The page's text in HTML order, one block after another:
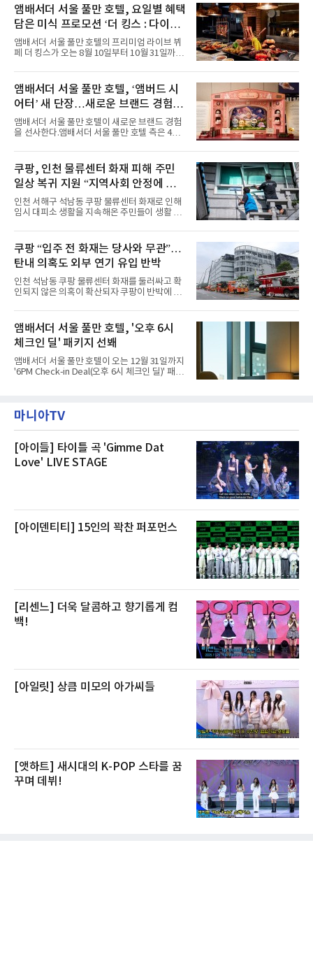
력을 앞세워 매 무대 색다른 볼거리를 선사했다.
특히 화사한 파스텔 톤의 비치웨어부터 청량한
마린룩, 햇살 아래 반짝이는 물결을 연상시키는
스커트, 강렬한 붉은 계열의 스타일링까지 각기
다른 매력을 선보였다. 브브걸은 다채로운 여름
패션을 완벽하게 소화하며 보
앰배서더 서울 풀만 호텔, 요일별 혜택
담은 미식 프로모션 ‘더 킹스 : 다이닝
프리빌리지즈’ 선봬
앰배서더 서울 풀만 호텔의 프리미엄 라이브 뷔
페 더 킹스가 오는 8월 10일부터 10월 31일까지
즈’를 선보인다.앰배서더 서울 풀만 호텔 측은
“요일마다 다른 즐거움과 한층 깊어진 미식의 여
유를 경험할 수 있도록 기획했다”고 밝혔다.먼저
월요일과 화요일에는 한 주의 문을 여는 여유로
운 식사를 테마로 다양한 혜택이 마련된다. 런치
이용 시 성인 5인 이상 사전 예약 고객에게 성인
1인 무료 혜택을 제공하며, 디너 이용 시에는 성
유료 회원 고객을 대상으로 5% 추가 할인 또는
바우처 1매 추가
앰배서더 서울 풀만 호텔, ‘앰버드 시
어터’ 새 단장…새로운 브랜드 경험 선
사
앰배서더 서울 풀만 호텔이 새로운 브랜드 경험
을 선사한다.앰배서더 서울 풀만 호텔 측은 4일
이야기를 담은 인형 극장 콘셉트의 공간 ‘앰버드
시어터(Ambird Theater)’를 새롭게 선보인
다”고 밝혔다.앰배서더 서울 풀만 호텔은 로비
한편에 마련된 앰버드 존을 통해 앰버드의 세계
관을 소개해왔다. 앰버드 존은 앰버드가 우주여
행 중 수집한 다양한 굿즈를 전시한 '앰버드 플래
닛(Ambird Planet)과 계절별 플라워 연출로 사
라 극장을 모티브로 한 데코레이션으로 구성됐
다. 무대 공간 및 티켓 박스
쿠팡, 인천 물류센터 화재 피해 주민
일상 복귀 지원 “지역사회 안정에 총
력”
인천 서해구 석남동 쿠팡 물류센터 화재로 인해
임시 대피소 생활을 지속해온 주민들이 생활 터
필먼트서비스(CFS)가 지난 28일부터 화재 피해
주민을 대상으로 전문 출장 청소서비스 지원에
나섬으로써 본격적인 지역사회 복구 작업이 시
작된 것이다.대피소 주민 중심 청소 접수, 첫날
부터 2가구 지원 완료CFS는 신현초등학교, 신
현북초등학교, 신현여자중학교 등 인천 서해구
관내 임시 대피소 3곳에서 체류해온 화재 피해
민들의 호응 속에 CFS는 즉시 행동에 나섰다. 지
난 28일 오후 전문 청소업체와
쿠팡 “입주 전 화재는 당사와 무관”…
탄내 의혹도 외부 연기 유입 반박
인천 석남동 쿠팡 물류센터 화재를 둘러싸고 확
인되지 않은 의혹이 확산되자 쿠팡이 반박에 나
에 대해서는 외부 화재 연기 유입이라고 설명했
고, 2023년 같은 물류센터에서 발생한 화재에
대해서도 쿠팡 입주 전 공사 과정에서 벌어진 일
이라며 선을 그었다.쿠팡은 21일 인천 물류센터
내부에서 불이 타는 냄새가 났다는 의혹과 관련
해 “사실무근”이라는 입장을 밝혔다.회사 측은
“인근에서 지난 15일 다른 회사에서 발생한 대
것으로 확인됐다”고 설명했다.이어 “정확한 화
재 원인은 추후 조사될
앰배서더 서울 풀만 호텔, '오후 6시
체크인 딜' 패키지 선봬
앰배서더 서울 풀만 호텔이 오는 12월 31일까지
'6PM Check-in Deal(오후 6시 체크인 딜)' 패키
텔 측은 “퇴근 후 또는 주말 도심 속에서 짧지만
온전한 휴식을 원하는 고객들에게 특별한 경험
제큐티브 두 가지 타입으로 구성된다. 디럭스 패
키지는 객실 1박(룸 온리)으로 심플한 호캉스를
즐길 수 있으며, 이그제큐티브 패키지는 객실 1
마니아TV
[아이들] 타이틀 곡 'Gimme Dat
Love' LIVE STAGE
[아이덴티티] 15인의 꽉찬 퍼포먼스
[리센느] 더욱 달콤하고 향기롭게 컴
백!
[아일릿] 상큼 미모의 아가씨들
[앳하트] 새시대의 K-POP 스타를 꿈
꾸며 데뷔!